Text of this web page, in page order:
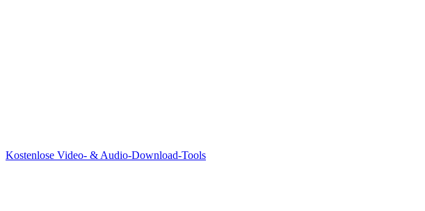
Kostenlose Video- & Audio-Download-Tools